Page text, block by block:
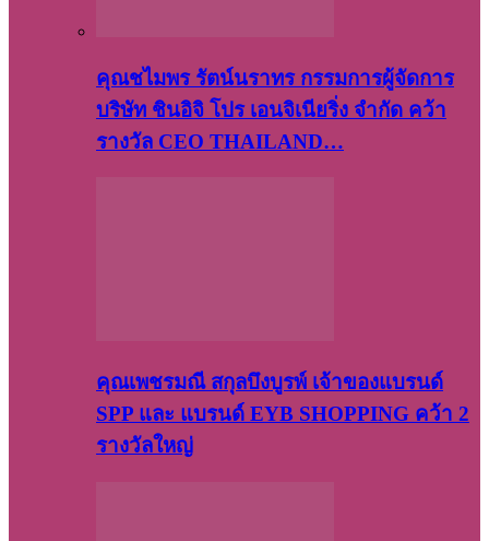
คุณชไมพร​ รัตน์​นรา​ทร​ กรรมการ​ผู้จัดการ
บริษัท​ ชินอิจิ​ โปร​ เอน​จิเนีย​ริ่ง​ จำกัด คว้า
รางวัล CEO THAILAND…
คุณเพชรมณี สกุลบึงบูรพ์ เจ้าของแบรนด์
SPP และ แบรนด์ EYB SHOPPING คว้า 2
รางวัลใหญ่